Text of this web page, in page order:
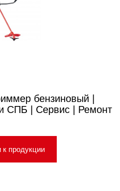
бензиновый |
СПБ | Сервис | Ремонт
к продукции